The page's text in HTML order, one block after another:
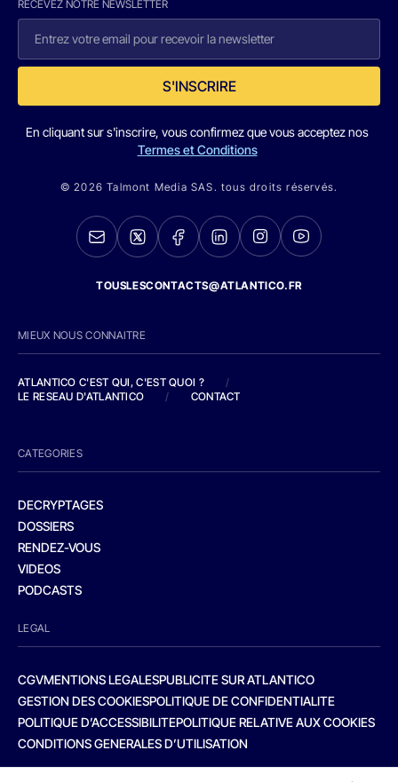
RECEVEZ NOTRE NEWSLETTER
S'INSCRIRE
En cliquant sur s'inscrire, vous confirmez que vous acceptez nos
Termes et Conditions
© 2026 Talmont Media SAS. tous droits réservés.
TOUSLESCONTACTS@ATLANTICO.FR
MIEUX NOUS CONNAITRE
ATLANTICO C'EST QUI, C'EST QUOI ?
/
LE RESEAU D'ATLANTICO
/ CONTACT
CATEGORIES
DECRYPTAGES
DOSSIERS
RENDEZ-VOUS
VIDEOS
PODCASTS
LEGAL
CGVMENTIONS LEGALESPUBLICITE SUR ATLANTICO
GESTION DES COOKIESPOLITIQUE DE CONFIDENTIALITE
POLITIQUE D’ACCESSIBILITEPOLITIQUE RELATIVE AUX COOKIES
CONDITIONS GENERALES D’UTILISATION